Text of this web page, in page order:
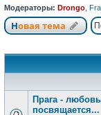
Модераторы: Drongo
Новая тема
Новая тема
Прага -
посвящается...